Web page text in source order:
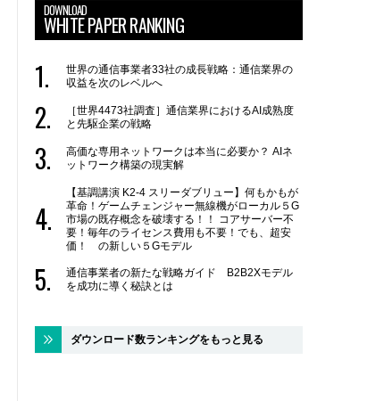
DOWNLOAD
WHITE PAPER RANKING
世界の通信事業者33社の成長戦略：通信業界の
収益を次のレベルへ
［世界4473社調査］通信業界におけるAI成熟度
と先駆企業の戦略
高価な専用ネットワークは本当に必要か？ AIネ
ットワーク構築の現実解
【基調講演 K2-4 スリーダブリュー】何もかもが
革命！ゲームチェンジャー無線機がローカル５G
市場の既存概念を破壊する！！ コアサーバー不
要！毎年のライセンス費用も不要！でも、超安
価！ の新しい５Gモデル
通信事業者の新たな戦略ガイド B2B2Xモデル
を成功に導く秘訣とは
ダウンロード数ランキングをもっと見る